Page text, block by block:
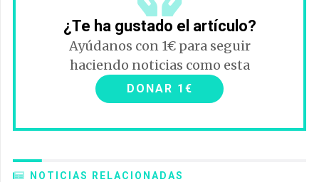
¿Te ha gustado el artículo?
Ayúdanos con 1€ para seguir
haciendo noticias como esta
DONAR 1€
NOTICIAS RELACIONADAS